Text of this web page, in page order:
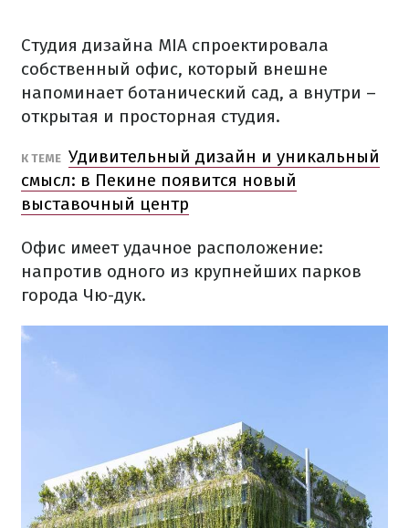
Студия дизайна MIA спроектировала
собственный офис, который внешне
напоминает ботанический сад, а внутри –
открытая и просторная студия.
К ТЕМЕ Удивительный дизайн и уникальный
смысл: в Пекине появится новый
выставочный центр
Офис имеет удачное расположение:
напротив одного из крупнейших парков
города Чю-дук.